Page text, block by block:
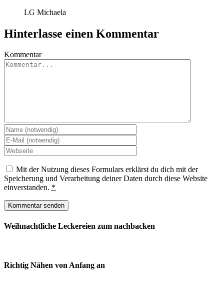
LG Michaela
Hinterlasse einen Kommentar
Kommentar
Mit der Nutzung dieses Formulars erklärst du dich mit der
Speicherung und Verarbeitung deiner Daten durch diese Website
einverstanden. *
Weihnachtliche Leckereien zum nachbacken
Richtig Nähen von Anfang an